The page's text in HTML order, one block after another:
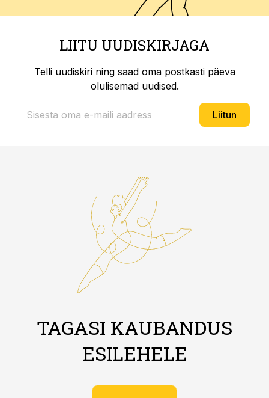
LIITU UUDISKIRJAGA
Telli uudiskiri ning saad oma postkasti päeva
olulisemad uudised.
Liitun
TAGASI KAUBANDUS
ESILEHELE